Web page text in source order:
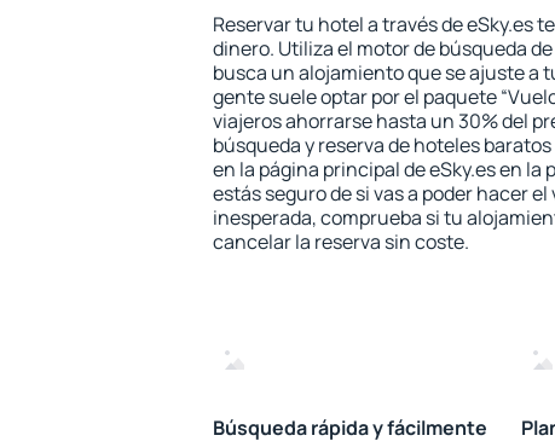
Reservar tu hotel a través de eSky.es
dinero. Utiliza el motor de búsqueda
busca un alojamiento que se ajuste a
gente suele optar por el paquete
viajeros ahorrarse hasta un 30% del
búsqueda y reserva de hoteles
en la página principal de eSky.es en la
estás seguro de si vas a poder hacer
inesperada, comprueba si tu
cancelar la reserva sin coste.
Búsqueda rápida y fácilmente